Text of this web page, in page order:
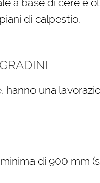
di calpestio.
hanno una
di 900 mm